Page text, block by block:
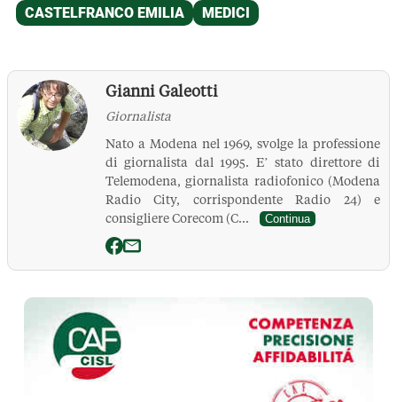
Gianni Galeotti
Giornalista
Nato a Modena nel 1969, svolge la professione
di giornalista dal 1995. E’ stato direttore di
Telemodena, giornalista radiofonico (Modena
Radio City, corrispondente Radio 24) e
consigliere Corecom (C...
Continua
La Pressa